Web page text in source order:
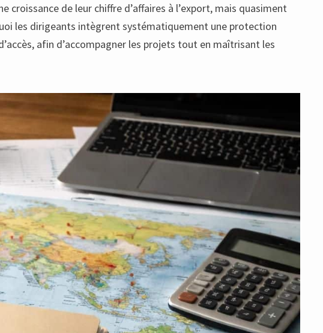
croissance de leur chiffre d’affaires à l’export, mais quasiment
les dirigeants intègrent systématiquement une protection
afin d’accompagner les projets tout en maîtrisant les